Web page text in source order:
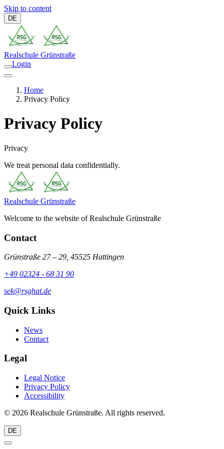
Skip to content
DE
Realschule Grünstraße
Login
Home
Privacy Policy
Privacy Policy
Privacy
We treat personal data confidentially.
Realschule Grünstraße
Welcome to the website of Realschule Grünstraße
Contact
Grünstraße 27 – 29, 45525 Hattingen
+49 02324 - 68 31 90
sek@rsghat.de
Quick Links
News
Contact
Legal
Legal Notice
Privacy Policy
Accessibility
© 2026 Realschule Grünstraße. All rights reserved.
DE